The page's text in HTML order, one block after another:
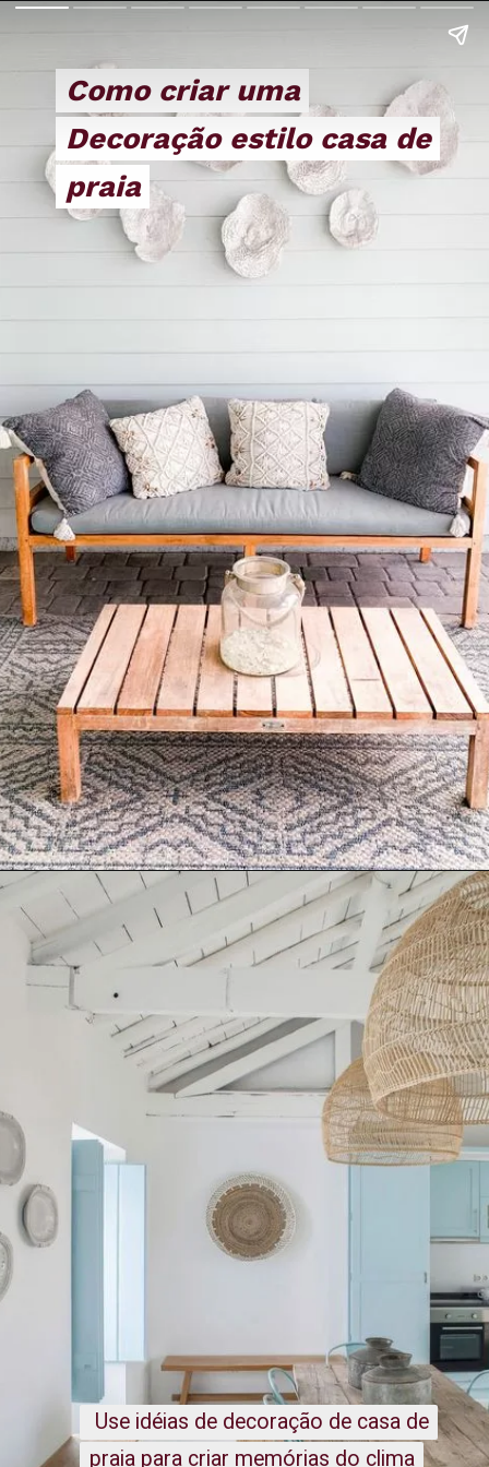
Como criar uma
Decoração estilo casa de
praia
Como criar uma
Decoração estilo casa de
praia
Use idéias de decoração de casa de
praia para criar memórias do clima
Use idéias de decoração de casa de
praia para criar memórias do clima